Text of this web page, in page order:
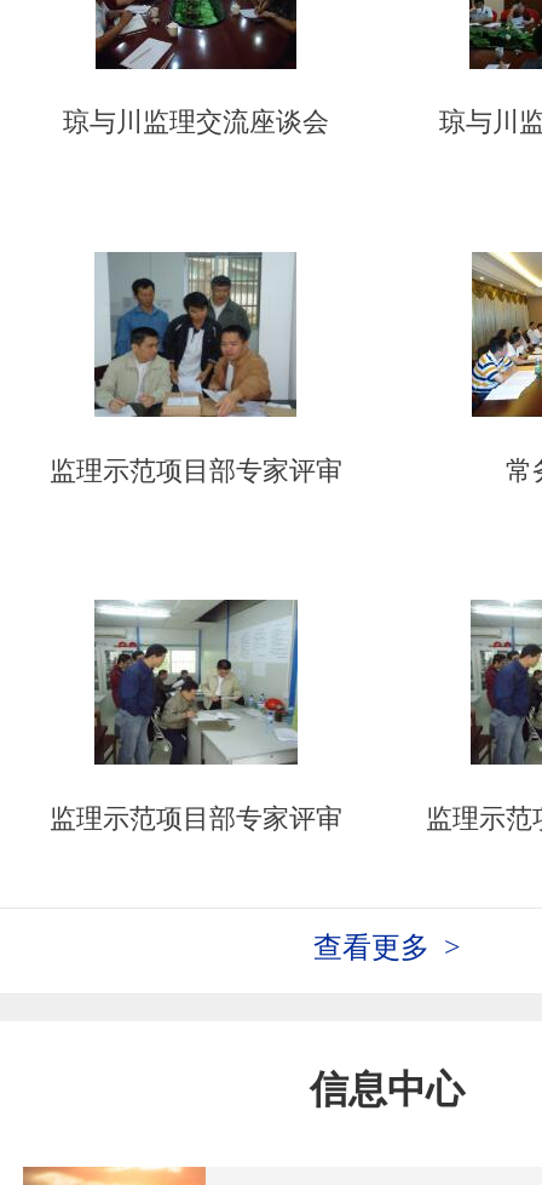
琼与川监理交流座谈会 琼与川
监理示范项目部专家评审 常
监理示范项目部专家评审 监理示范
查看更多 >
信息中心